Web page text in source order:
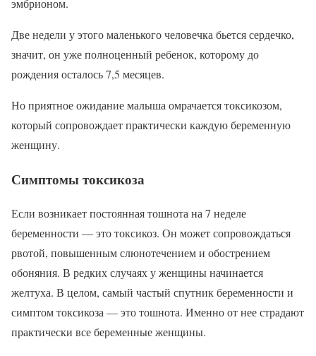
эмбрионом.
Две недели у этого маленького человечка бьется сердечко,
значит, он уже полноценный ребенок, которому до
рождения осталось 7,5 месяцев.
Но приятное ожидание малыша омрачается токсикозом,
который сопровождает практически каждую беременную
женщину.
Симптомы токсикоза
Если возникает постоянная тошнота на 7 неделе
беременности — это токсикоз. Он может сопровождаться
рвотой, повышенным слюнотечением и обострением
обоняния. В редких случаях у женщины начинается
желтуха. В целом, самый частый спутник беременности и
симптом токсикоза — это тошнота. Именно от нее страдают
практически все беременные женщины.